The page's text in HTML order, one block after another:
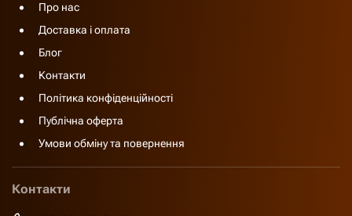
Про нас
Доставка і оплата
Блог
Контакти
Політика конфіденційності
Публічна оферта
Умови обміну та повернення
Контакти